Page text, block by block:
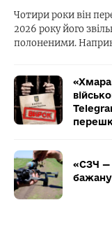
Чотири роки він
2026 року його
полоненими.
«СЗЧ —
бажану